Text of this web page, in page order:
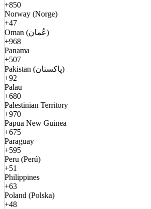
+850
Norway (Norge)
+47
Oman (عُمان)
+968
Panama
+507
Pakistan (پاکستان)
+92
Palau
+680
Palestinian Territory
+970
Papua New Guinea
+675
Paraguay
+595
Peru (Perú)
+51
Philippines
+63
Poland (Polska)
+48